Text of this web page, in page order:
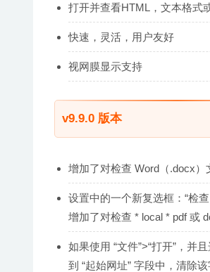
打开并查看HTML，文本格式
快速，灵活，用户友好
视网膜显示支持
v9.9.0 版本
增加了对检查 Word（.docx
设置中的一个新复选框：“检
增加了对检查 * local * pdf 或
如果使用 “文件”>“打开”，并
到 “起始网址” 字段中，清除